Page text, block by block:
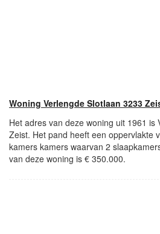
Woning Verlengde Slotlaan 3233
Het adres van deze woning uit 1961 is
Zeist. Het pand heeft een oppervlakte
kamers kamers waarvan 2
van deze woning is € 350.000.